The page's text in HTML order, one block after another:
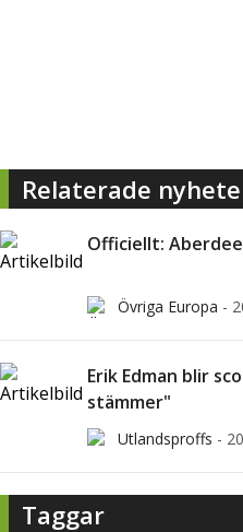
Relaterade
Officiellt:
Övriga Europa -
Erik Edman blir
stämmer"
Utlandsproffs -
Taggar